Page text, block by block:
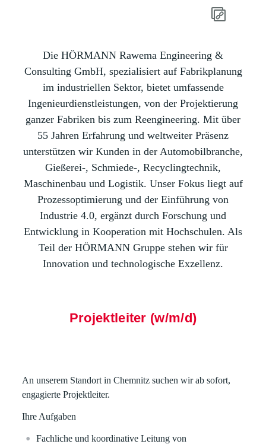
Die HÖRMANN Rawema Engineering &
Consulting GmbH, spezialisiert auf Fabrikplanung
im industriellen Sektor, bietet umfassende
Ingenieurdienstleistungen, von der Projektierung
ganzer Fabriken bis zum Reengineering. Mit über
55 Jahren Erfahrung und weltweiter Präsenz
unterstützen wir Kunden in der Automobilbranche,
Gießerei-, Schmiede-, Recyclingtechnik,
Maschinenbau und Logistik. Unser Fokus liegt auf
Prozessoptimierung und der Einführung von
Industrie 4.0, ergänzt durch Forschung und
Entwicklung in Kooperation mit Hochschulen. Als
Teil der HÖRMANN Gruppe stehen wir für
Innovation und technologische Exzellenz.
Projektleiter (w/m/d)
An unserem Standort in Chemnitz suchen wir ab sofort,
engagierte Projektleiter.
Ihre Aufgaben
Fachliche und koordinative Leitung von